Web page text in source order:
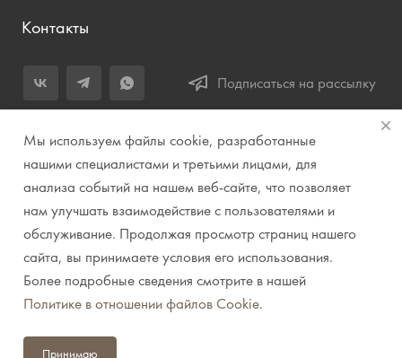
Контакты
Подписаться на рассылку
+7 (343) 283-04-11
Заказать звонок
info@prirodazvuka.ru
620144, г. Екатеринбург, ул. Хохрякова, д. 98, салон 27, ТЦ
«Весенний», 2 этаж, Центральный вход с ул. Куйбышева
© 2007-2026 Компания "Природа звука" // Звук. Свет.
Видео. Комплексные решения. Музыкальные
инструменты
Мы используем файлы cookie, разработанные
нашими специалистами и третьими лицами, для
анализа событий на нашем веб-сайте, что позволяет
нам улучшать взаимодействие с пользователями и
обслуживание. Продолжая просмотр страниц нашего
сайта, вы принимаете условия его использования.
Более подробные сведения смотрите в нашей
Политике в отношении файлов Cookie.
Принимаю